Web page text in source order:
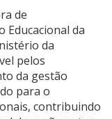
de
Educacional da
da
pelos
da gestão
para o
contribuindo